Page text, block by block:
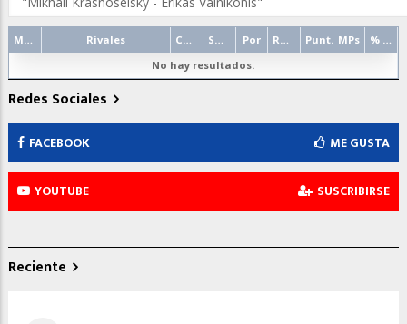
Rivales Por Punt. MPs
No hay resultados.
Redes Sociales
FACEBOOK ME GUSTA
YOUTUBE SUSCRIBIRSE
Reciente